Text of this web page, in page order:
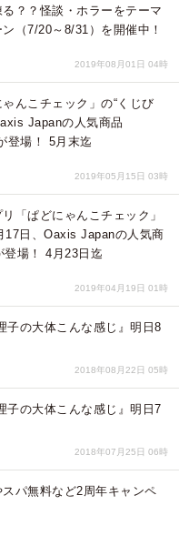
？？怪談・ホラーをテーマ
（7/20～8/31）を開催中！
2019年08月01日 04時
んこチェック」の“くじび
Japanの人気商品
登場！ 5月末迄
2019年05月15日 03時
「ぱどにゃんこチェック」
17日、Oaxis Japanの人気商
場！ 4月23日迄
2019年04月19日 01時
子の大体こんな感じ』明日8
2018年08月22日 05時
子の大体こんな感じ』明日7
2018年07月25日 06時
パ無料など2周年キャンペ